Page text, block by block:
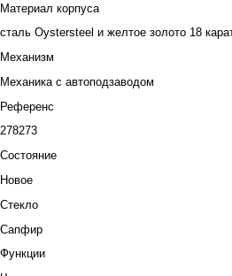
Материал корпуса
сталь Oystersteel и желтое золото 18
Механизм
Механика с автоподзаводом
Референс
278273
Состояние
Новое
Стекло
Сапфир
Функции